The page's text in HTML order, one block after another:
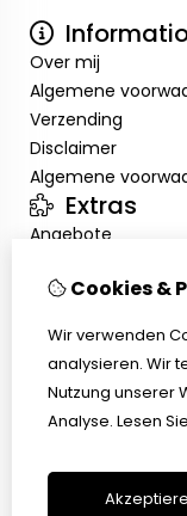
Over mij
Algemene
Verzending
Disclaimer
Algemene
Extras
Angebote
Inloggen
Retouren
Cookies &
Wir verwenden
analysieren. Wir
Nutzung unserer
Analyse. Lesen